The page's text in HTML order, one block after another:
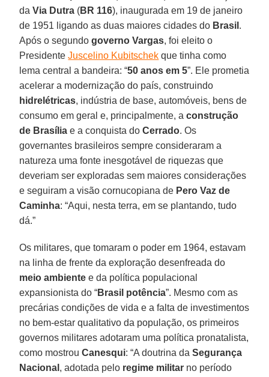
daVia Dutra (BR 116), inaugurada em 19 de janeiro
de 1951 ligando as duas maiores cidades do Brasil .
Após o segundogoverno Vargas, foi eleito o
PresidenteJuscelino Kubitschek que tinha como
lema central a bandeira: “50 anos em 5”. Ele prometia
acelerar a modernização do país, construindo
hidrelétricas, indústria de base, automóveis, bens de
consumo em geral e, principalmente, aconstrução
de Brasília e a conquista doCerrado. Os
governantes brasileiros sempre consideraram a
natureza uma fonte inesgotável de riquezas que
deveriam ser exploradas sem maiores considerações
e seguiram a visão cornucopiana de Pero Vaz de
Caminha: “Aqui, nesta terra, em se plantando, tudo
dá.”
Os militares, que tomaram o poder em 1964, estavam
na linha de frente da exploração desenfreada do
meio ambiente e da política populacional
expansionista do “Brasil potência”. Mesmo com as
precárias condições de vida e a falta de investimentos
no bem-estar qualitativo da população, os primeiros
governos militares adotaram uma política pronatalista,
como mostrouCanesqui: “A doutrina daSegurança
Nacional , adotada pelo regime militar no período